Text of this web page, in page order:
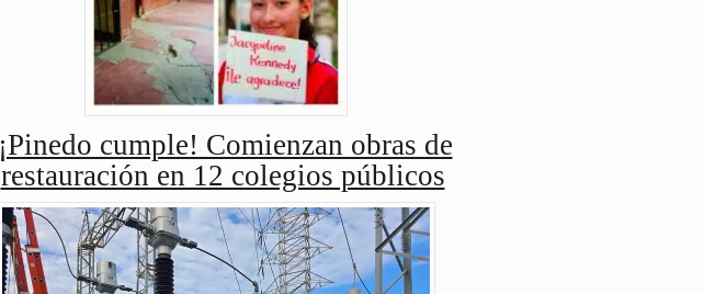
¡Pinedo cumple! Comienzan obras de
restauración en 12 colegios públicos